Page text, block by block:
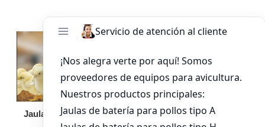
Jaula de pollo pollita
Bandeja de